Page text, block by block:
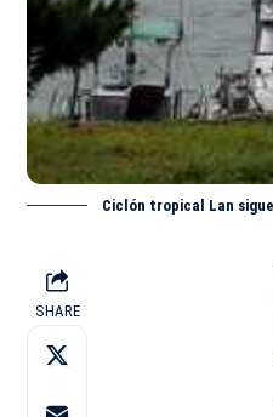
Ciclón tropical Lan
SHARE